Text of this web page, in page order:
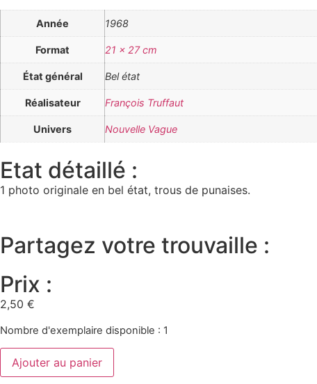
Année 1968
Format 21 x 27 cm
État général Bel état
Réalisateur François Truffaut
Univers Nouvelle Vague
Etat détaillé :
1 photo originale en bel état, trous de punaises.
Partagez votre trouvaille :
Prix :
2,50 €
Nombre d'exemplaire disponible : 1
Ajouter au panier